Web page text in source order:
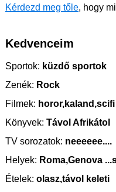
Kérdezd meg tőle, hogy
Kedvenceim
Sportok: küzdő sportok
Zenék: Rock
Filmek: horor,kaland,scifi
Könyvek: Távol Afrikátol
TV sorozatok: neeeeee....
Helyek: Roma,Genova
Ételek: olasz,távol keleti